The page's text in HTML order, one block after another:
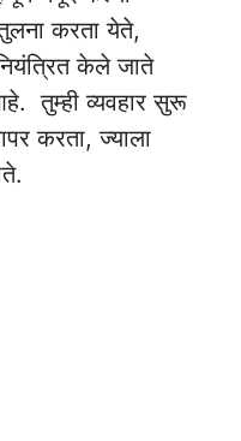
करता येते,
केले जाते
तुम्ही व्यवहार सुरू
करता, ज्याला